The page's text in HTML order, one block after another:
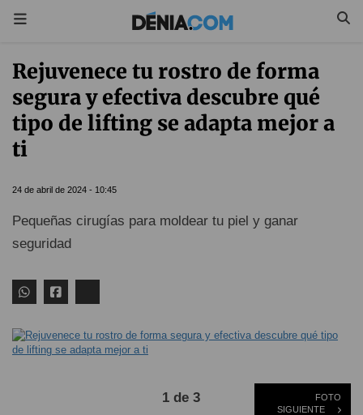
Rejuvenece tu rostro de forma
segura y efectiva descubre qué
tipo de lifting se adapta mejor a
ti
24 de abril de 2024 - 10:45
Pequeñas cirugías para moldear tu piel y ganar
seguridad
1 de 3
FOTO
SIGUIENTE